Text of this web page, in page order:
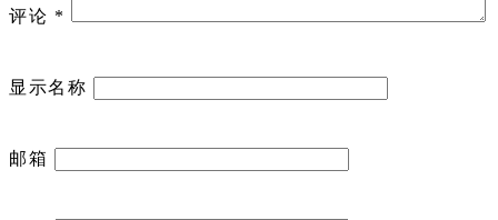
评论 *
显示名称
邮箱